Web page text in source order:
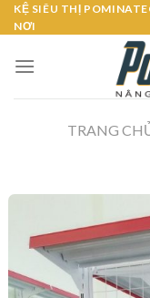
Skip
to
content
KỆ SIÊU THỊ
NƠI
TRANG